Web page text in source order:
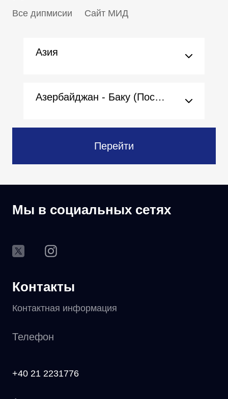
Все дипмисии Сайт МИД
Азия
Азербайджан - Баку (Посольство)
Перейти
Мы в социальных сетях
Контакты
Контактная информация
Телефон
+40 21 2231776